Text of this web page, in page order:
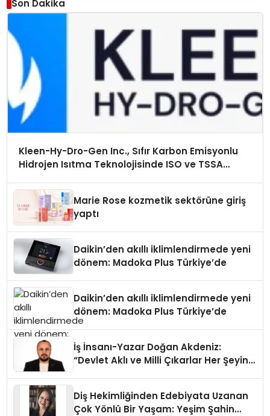
Son Dakika
Kleen-Hy-Dro-Gen Inc., Sıfır Karbon Emisyonlu
Hidrojen Isıtma Teknolojisinde ISO ve TSSA
Marie Rose kozmetik sektörüne giriş
yaptı
Daikin’den akıllı iklimlendirmede yeni
dönem: Madoka Plus Türkiye’de
Daikin’den akıllı iklimlendirmede yeni
dönem: Madoka Plus Türkiye’de
İş İnsanı-Yazar Doğan Akdeniz:
“Devlet Aklı ve Milli Çıkarlar Her Şeyin
Diş Hekimliğinden Edebiyata Uzanan
Çok Yönlü Bir Yaşam: Yeşim Şahin